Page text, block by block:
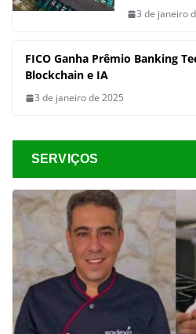
3 de janeiro
FICO Ganha Prêmio Banking
Blockchain e IA
3 de janeiro de 2025
SERVIÇOS